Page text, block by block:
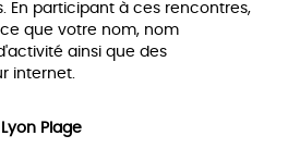
En participant à ces rencontres,
que votre nom, nom
ainsi que des
internet.
Plage